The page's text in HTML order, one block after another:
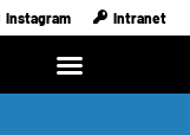
Instagram Intranet